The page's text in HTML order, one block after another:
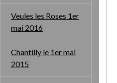
Veules les Roses 1er
mai 2016
Chantilly le 1er mai
2015